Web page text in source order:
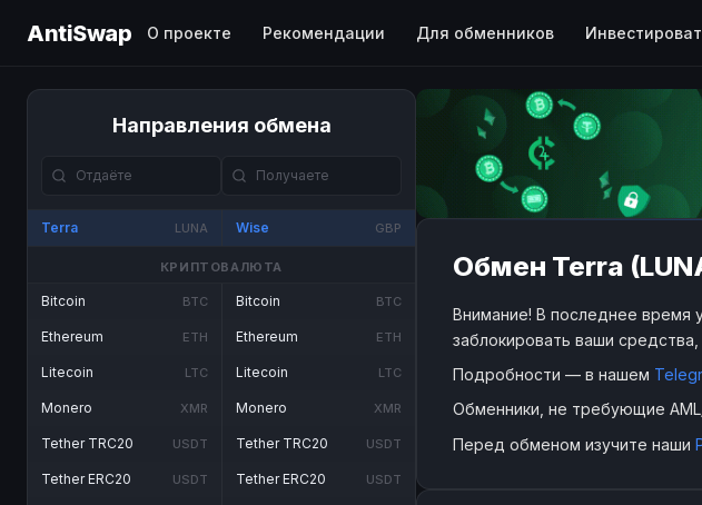
AntiSwap О проекте Рекомендации Для обменников
Направления обмена
Terra LUNA Wise GBP
КРИПТОВАЛЮТА
Bitcoin BTC
Ethereum ETH
Litecoin LTC
Monero XMR
Tether TRC20 USDT
Tether ERC20 USDT
Bitcoin BTC
Ethereum ETH
Litecoin LTC
Monero XMR
Tether TRC20 USDT
Tether ERC20 USDT
Обмен Terra
Внимание! В последнее время
заблокировать ваши
Подробности — в нашем
Обменники, не требующие
Перед обменом изучите наши